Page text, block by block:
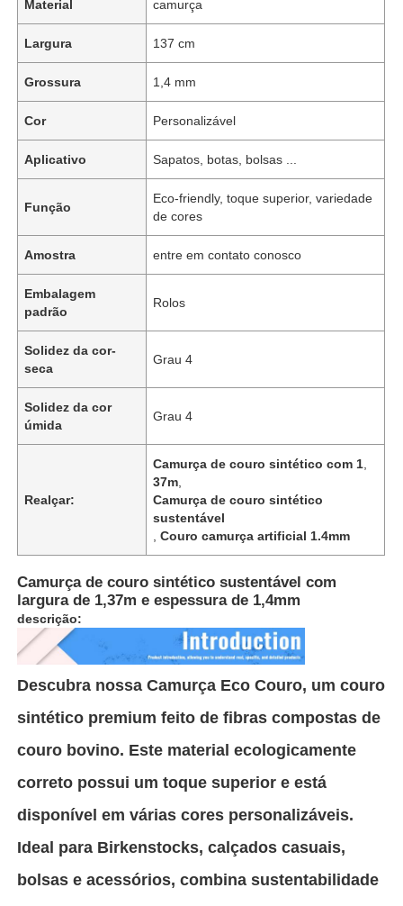
Início
Produtos
Material camurça
Largura 137 cm
Grossura 1,4 mm
Cor Personalizável
Aplicativo Sapatos, botas, bolsas ...
Função
Eco-friendly, toque superior, variedade
de cores
Amostra entre em contato conosco
Embalagem
padrão
Rolos
Solidez da cor-
seca
Grau 4
Solidez da cor
úmida
Grau 4
Realçar:
Camurça de couro sintético com 1
37m
Camurça de couro sintético
sustentável
,Couro camurça artificial 1.4mm
Camurça de couro sintético sustentável com
largura de 1,37m e espessura de 1,4mm
descrição:
Descubra nossa Camurça Eco Couro, um couro
sintético premium feito de fibras compostas de
couro bovino. Este material ecologicamente
correto possui um toque superior e está
disponível em várias cores personalizáveis.
Ideal para Birkenstocks, calçados casuais,
bolsas e acessórios, combina sustentabilidade